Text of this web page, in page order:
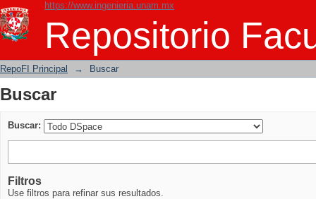
https://www.ingenieria.unam.mx
Repositorio
Buscar
RepoFI Principal → Buscar
Buscar
Buscar:
Filtros
Use filtros para refinar sus resultados.